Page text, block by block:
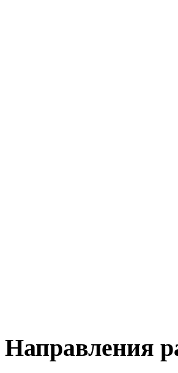
Направления